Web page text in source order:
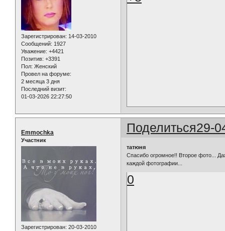
Зарегистрирован: 14-03-2010
Сообщений: 1927
Уважение: +4421
Позитив: +3391
Пол: Женский
Провел на форуме:
2 месяца 3 дня
Последний визит:
01-03-2026 22:27:50
Поделиться29-
Emmochka
Участник
Зарегистрирован: 20-03-2010
татюня
Спасибо огромное!! Второе фото...
каждой фотографии...
0